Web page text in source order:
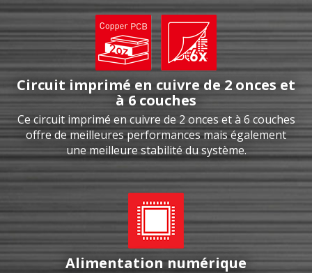
Circuit imprimé en cuivre de 2 onces et
à 6 couches
Ce circuit imprimé en cuivre de 2 onces et à 6 couches
offre de meilleures performances mais également
une meilleure stabilité du système.
Alimentation numérique